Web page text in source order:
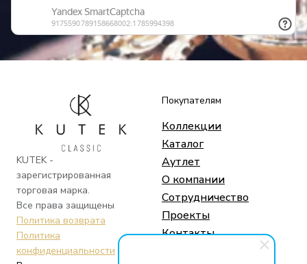
KUTEK -
зарегистрированная
торговая марка.
Все права защищены
Политика возврата
Политика
конфиденциальности
Покупателям
Коллекции
Каталог
Аутлет
О компании
Сотрудничество
Проекты
Контакты